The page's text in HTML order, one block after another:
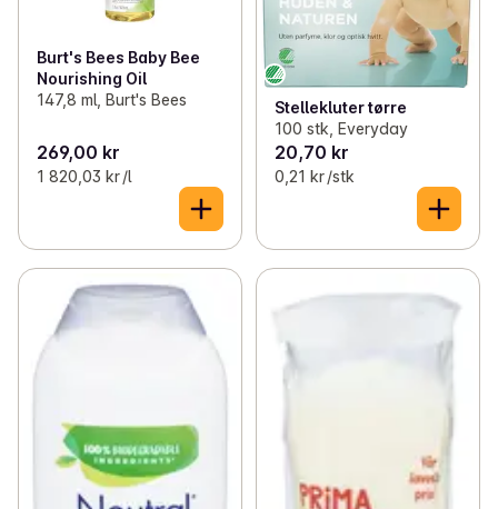
Burt's Bees Baby Bee
Nourishing Oil
147,8 ml, Burt's Bees
269,00 kr
1 820,03 kr /l
Stellekluter tørre
100 stk, Everyday
20,70 kr
0,21 kr /stk